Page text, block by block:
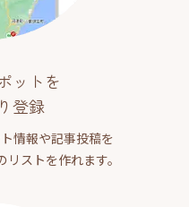
ットを
登録
情報や記事投稿を
ストを作れます。